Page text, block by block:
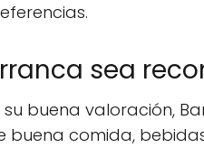
sea
su buena valoración,
buena comida,